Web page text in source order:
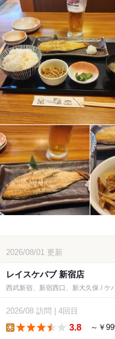
2026/08/01 更新
レイスケバブ 新宿店
西武新宿、新宿西口、新大久保 / ケ
2026/08 訪問 4回目
3.8 ～￥